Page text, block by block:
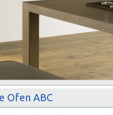
Ofen ABC